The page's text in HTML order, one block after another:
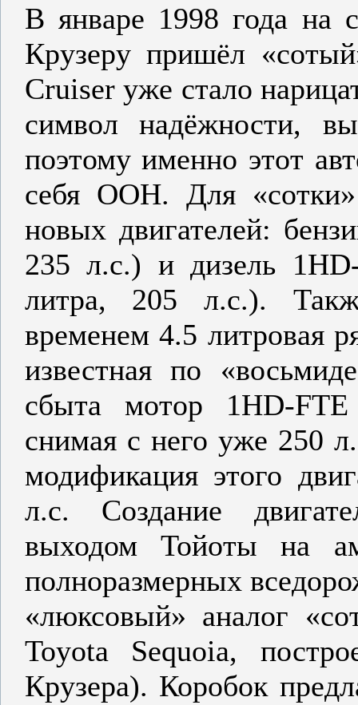
В январе 1998 года на
Крузеру пришёл
Cruiser уже стало
символ надёжности,
поэтому именно этот
себя ООН. Для «сотки»
новых двигателей:
235 л.с.) и дизель
литра, 205 л.с.).
временем 4.5 литровая
известная по
сбыта мотор 1HD-FTE
снимая с него уже 250
модификация этого
л.с. Создание
выходом Тойоты на
полноразмерных
«люксовый» аналог
Toyota Sequoia,
Крузера). Коробок